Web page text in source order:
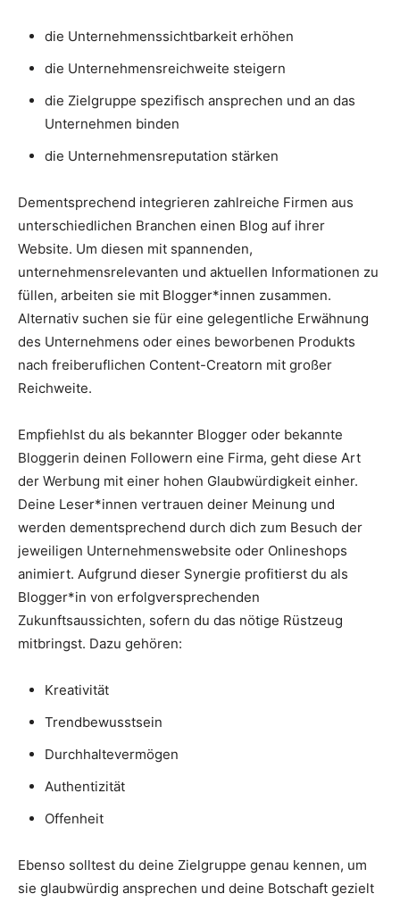
die Unternehmenssichtbarkeit erhöhen
die Unternehmensreichweite steigern
die Zielgruppe spezifisch ansprechen und an das
Unternehmen binden
die Unternehmensreputation stärken
Dementsprechend integrieren zahlreiche Firmen aus
unterschiedlichen Branchen einen Blog auf ihrer
Website. Um diesen mit spannenden,
unternehmensrelevanten und aktuellen Informationen zu
füllen, arbeiten sie mit Blogger*innen zusammen.
Alternativ suchen sie für eine gelegentliche Erwähnung
des Unternehmens oder eines beworbenen Produkts
nach freiberuflichen Content-Creatorn mit großer
Reichweite.
Empfiehlst du als bekannter Blogger oder bekannte
Bloggerin deinen Followern eine Firma, geht diese Art
der Werbung mit einer hohen Glaubwürdigkeit einher.
Deine Leser*innen vertrauen deiner Meinung und
werden dementsprechend durch dich zum Besuch der
jeweiligen Unternehmenswebsite oder Onlineshops
animiert. Aufgrund dieser Synergie profitierst du als
Blogger*in von erfolgversprechenden
Zukunftsaussichten, sofern du das nötige Rüstzeug
mitbringst. Dazu gehören:
Kreativität
Trendbewusstsein
Durchhaltevermögen
Authentizität
Offenheit
Ebenso solltest du deine Zielgruppe genau kennen, um
sie glaubwürdig ansprechen und deine Botschaft gezielt